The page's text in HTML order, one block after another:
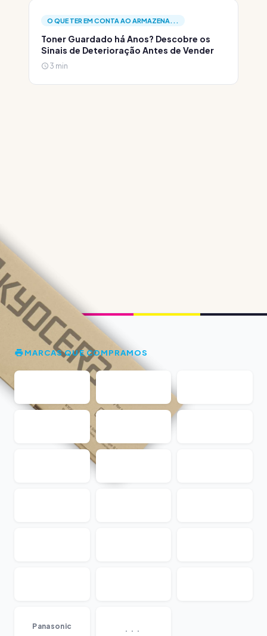
O QUE TER EM CONTA AO ARMAZENA...
Toner Guardado há Anos? Descobre os
Sinais de Deterioração Antes de Vender
3 min
MARCAS QUE COMPRAMOS
Panasonic ...